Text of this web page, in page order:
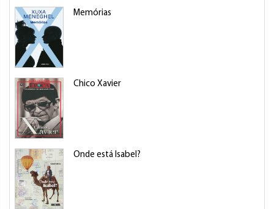
Memórias
Chico Xavier
Onde está Isabel?